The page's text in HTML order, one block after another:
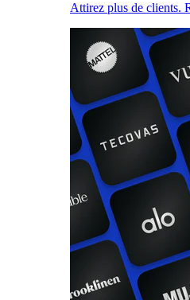
Attirez plus de clients.